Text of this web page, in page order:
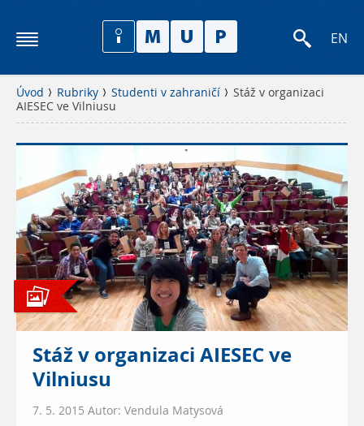
EN
Úvod Rubriky Studenti v zahraničí
Stáž v organizaci
AIESEC ve Vilniusu
Stáž v organizaci AIESEC ve
Vilniusu
7. 5. 2015 Autor: Vendula Matysová